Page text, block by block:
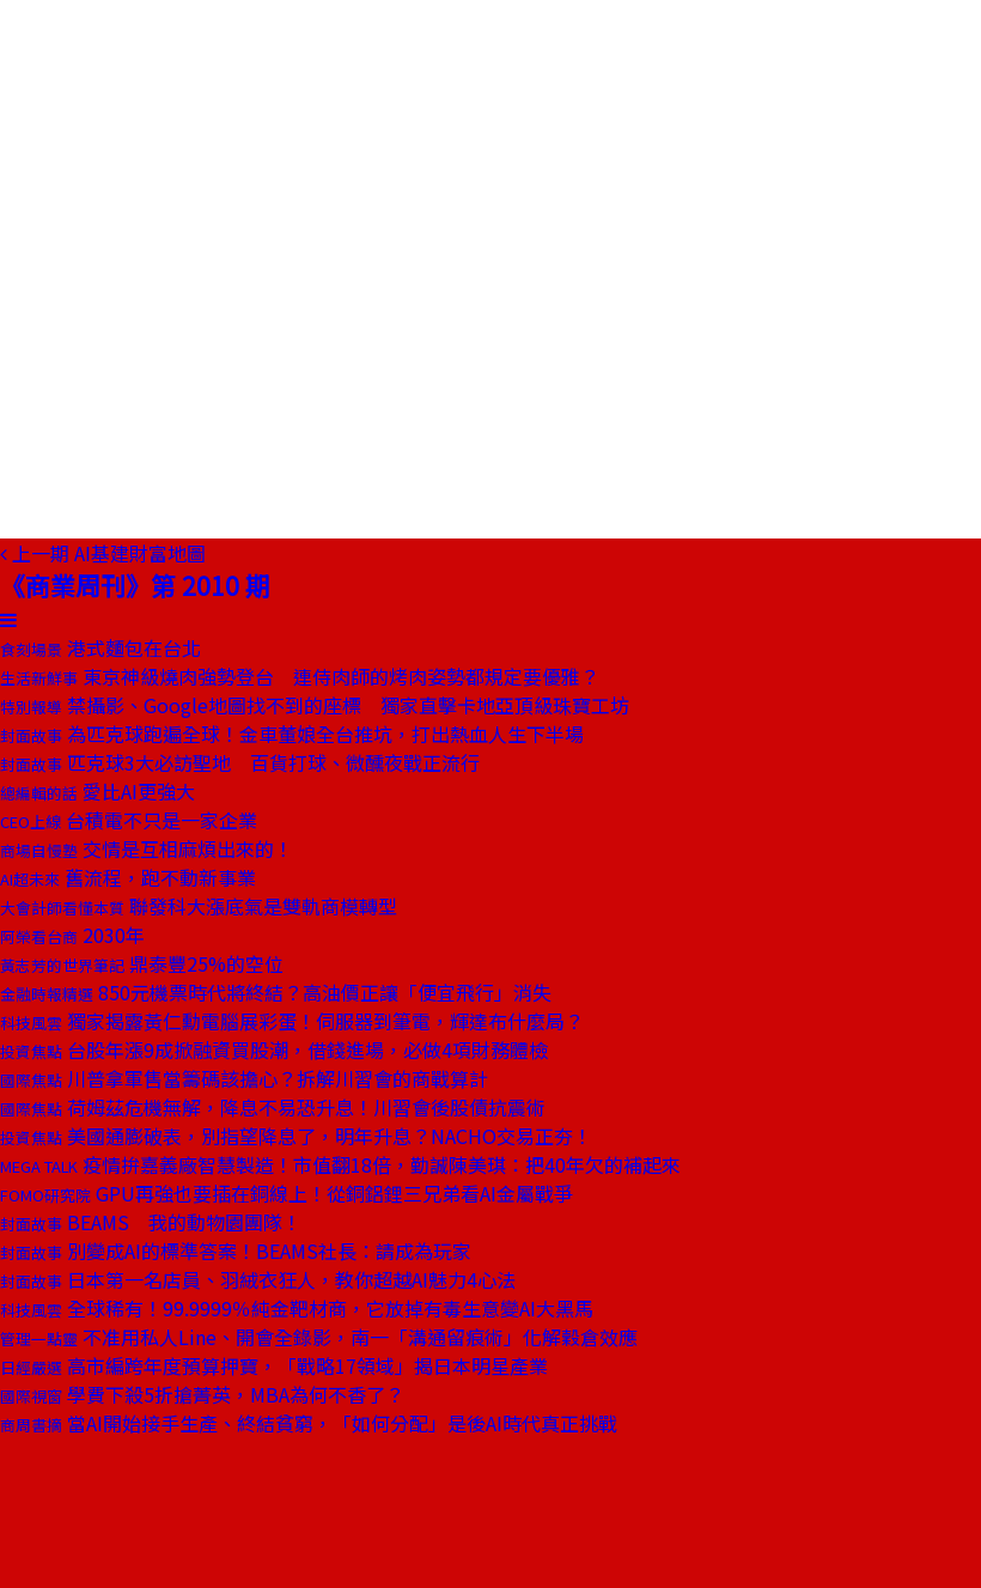
上一期 AI基建財富地圖
《商業周刊》第 2010 期
食刻場景 港式麵包在台北
生活新鮮事 東京神級燒肉強勢登台 連侍肉師的烤肉姿勢都規定要優雅？
特別報導 禁攝影、Google地圖找不到的座標 獨家直擊卡地亞頂級珠寶工坊
封面故事 為匹克球跑遍全球！金車董娘全台推坑，打出熱血人生下半場
封面故事 匹克球3大必訪聖地 百貨打球、微醺夜戰正流行
總編輯的話 愛比AI更強大
CEO上線 台積電不只是一家企業
商場自慢塾 交情是互相麻煩出來的！
AI超未來 舊流程，跑不動新事業
大會計師看懂本質 聯發科大漲底氣是雙軌商模轉型
阿榮看台商 2030年
黃志芳的世界筆記 鼎泰豐25%的空位
金融時報精選 850元機票時代將終結？高油價正讓「便宜飛行」消失
科技風雲 獨家揭露黃仁勳電腦展彩蛋！伺服器到筆電，輝達布什麼局？
投資焦點 台股年漲9成掀融資買股潮，借錢進場，必做4項財務體檢
國際焦點 川普拿軍售當籌碼該擔心？拆解川習會的商戰算計
國際焦點 荷姆茲危機無解，降息不易恐升息！川習會後股債抗震術
投資焦點 美國通膨破表，別指望降息了，明年升息？NACHO交易正夯！
MEGA TALK 疫情拚嘉義廠智慧製造！市值翻18倍，勤誠陳美琪：把40年欠的補起來
FOMO研究院 GPU再強也要插在銅線上！從銅鋁鋰三兄弟看AI金屬戰爭
封面故事 BEAMS 我的動物園團隊！
封面故事 別變成AI的標準答案！BEAMS社長：請成為玩家
封面故事 日本第一名店員、羽絨衣狂人，教你超越AI魅力4心法
科技風雲 全球稀有！99.9999％純金靶材商，它放掉有毒生意變AI大黑馬
管理一點靈 不准用私人Line、開會全錄影，南一「溝通留痕術」化解穀倉效應
日經嚴選 高市編跨年度預算押寶，「戰略17領域」揭日本明星產業
國際視窗 學費下殺5折搶菁英，MBA為何不香了？
商周書摘 當AI開始接手生產、終結貧窮，「如何分配」是後AI時代真正挑戰